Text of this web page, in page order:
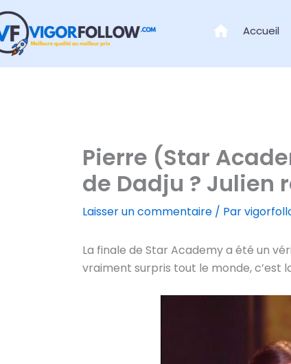
Aller
au
contenu
Accueil
Pierre (Star
de Dadju ? Julien
Laisser un commentaire / Par
La finale de Star Academy a été un
vraiment surpris tout le monde, c’est